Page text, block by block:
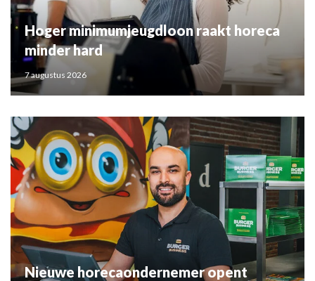
Hoger minimumjeugdloon raakt horeca
minder hard
7 augustus 2026
Nieuwe horecaondernemer opent